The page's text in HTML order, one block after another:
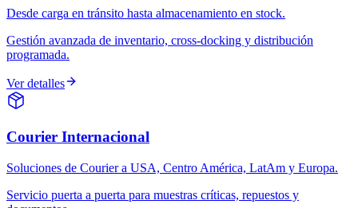
Desde carga en tránsito hasta almacenamiento en stock.
Gestión avanzada de inventario, cross-docking y distribución
programada.
Ver detalles
Courier Internacional
Soluciones de Courier a USA, Centro América, LatAm y Europa.
Servicio puerta a puerta para muestras críticas, repuestos y